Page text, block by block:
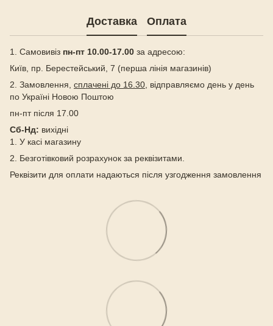
Доставка Оплата
1. Самовивіз пн-пт 10.00-17.00 за адресою:
Київ, пр. Берестейський, 7 (перша лінія магазинів)
2. Замовлення, сплачені до 16.30, відправляємо день у день
по Україні Новою Поштою
пн-пт після 17.00
Сб-Нд: вихідні
1. У касі магазину
2. Безготівковий розрахунок за реквізитами.
Реквізити для оплати надаються після узгодження замовлення